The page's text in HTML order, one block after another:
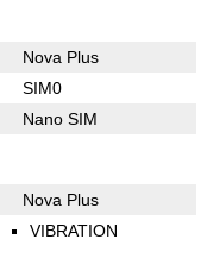
Nova Plus
SIM0
Nano SIM
Nova Plus
VIBRATION